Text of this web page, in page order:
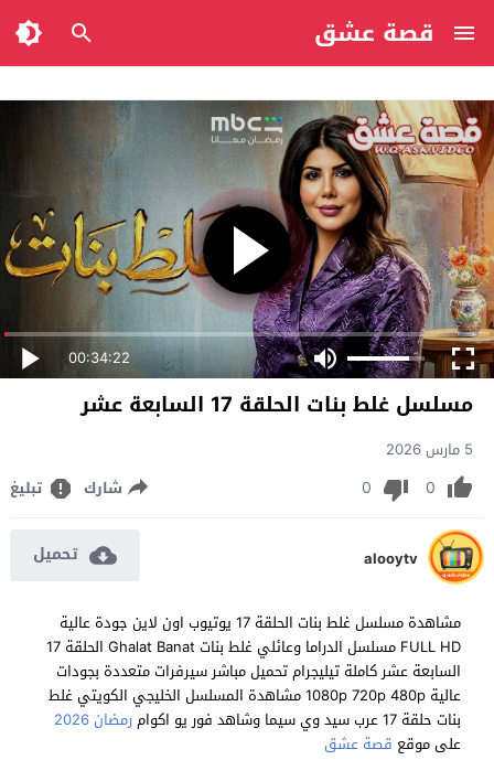
قصة عشق
00:34:22
مسلسل غلط بنات الحلقة 17 السابعة عشر
5 مارس 2026
0
0 شارك تبليغ
alooytv تحميل
مشاهدة مسلسل غلط بنات الحلقة 17 يوتيوب اون لاين جودة عالية
FULL HD مسلسل الدراما وعائلي غلط بنات Ghalat Banat الحلقة 17
السابعة عشر كاملة تيليجرام تحميل مباشر سيرفرات متعددة بجودات
عالية 1080p 720p 480p مشاهدة المسلسل الخليجي الكويتي غلط
بنات حلقة 17 عرب سيد وي سيما وشاهد فور يو اكوام
رمضان 2026
على موقع قصة عشق